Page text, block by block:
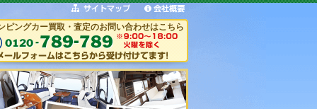
ピングカー買取・査定のお問い合わせはこちら